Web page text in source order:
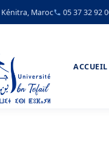
Kénitra, Maroc 05 37 32 92
ACCUEIL